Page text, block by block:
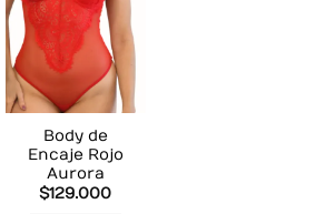
DE
DESEOS
Body de
Encaje Rojo
Aurora
$129.000